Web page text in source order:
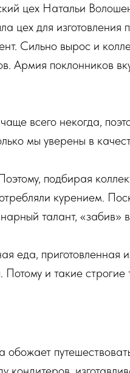
цех Натальи
цех для
Сильно вырос и
Армия поклонников
всего некогда,
мы уверены в
подбирая
курением.
талант,
еда,
Потому и такие
обожает